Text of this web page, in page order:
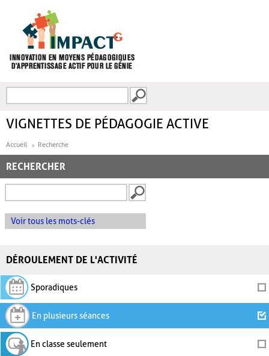
FORMULAIRE DE
VIGNETTES DE PÉDAGOGIE ACTIVE
Accueil Recherche
RECHERCHER
Voir tous les mots-clés
DÉROULEMENT DE L'ACTIVITÉ
Sporadiques
En plusieurs séances
En classe seulement